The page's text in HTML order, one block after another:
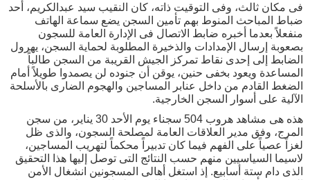
فى مكان ثالث، وفى التوقيت ذاته، كان النقيب سيد عبدالكريم، أحد
ضباط المباحث المنوط بهم تأمين السجن يضع سماعة الهاتف
منفعلاً بعدما أخبره ضابط الاتصال فى الإدارة العامة للسجون
بصعوبة إرسال الإمدادات والذخيرة المطلوبة لحماية السجن، يهرول
الضابط إلى إحدى نقاط تمركز الجيش القريبة من السجن طالباً
المساعدة ويعود بخفى حنين، يوقن أن جنوده لن يصمدوا طويلاً أمام
الضغط القادم من داخل عنابر المساجين والهجوم الضارى بالأسلحة
الآلية على أسوار السجن الخارجية.
هذه هى مشاهد هروب 504 سجناء يوم الأحد 30 يناير، من سجن
المرج، وفق مدير العلاقات العامة لمصلحة السجون، والذى ظل
لغزاً عصياً على الفهم فيما كان تدبيراً محكماً لتهريب المساجين،
لاسيما السياسيين منهم حسب النتائج التى توصل إليها هذا التحقيق
الذى دام ستة أسابيع. إذ استغل أهالى المسجونين انشغال الأمن